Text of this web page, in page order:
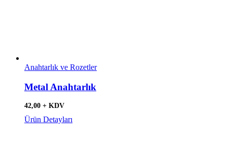
Anahtarlık ve Rozetler
Metal Anahtarlık
42,00 + KDV
Ürün Detayları